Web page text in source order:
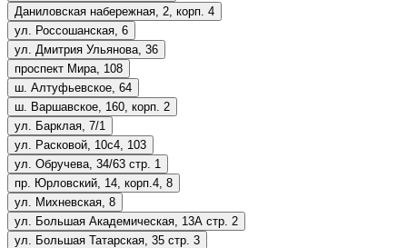
Даниловская набережная, 2, корп. 4
ул. Россошанская, 6
ул. Дмитрия Ульянова, 36
проспект Мира, 108
ш. Алтуфьевское, 64
ш. Варшавское, 160, корп. 2
ул. Барклая, 7/1
ул. Расковой, 10с4, 103
ул. Обручева, 34/63 стр. 1
пр. Юрловский, 14, корп.4, 8
ул. Михневская, 8
ул. Большая Академическая, 13А стр. 2
ул. Большая Татарская, 35 стр. 3